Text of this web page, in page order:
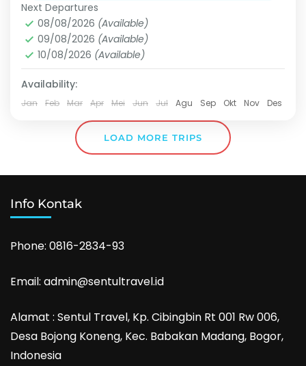
Hambalang dengan ketenangan alam
memukau Leuwi Hejo dalam satu paket trip
spesial! Rasakan:✔ Trek Seru menyusuri sungai
khas Hambalang✔ Destinasi akhir
memikat berendam di air jernih Leuwi...
Leuwi hejo,Leuwi Lieuk
Basic
3 People
Next Departures
08/08/2026 (Available)
09/08/2026 (Available)
10/08/2026 (Available)
Availability:
Jan Feb Mar Apr Mei Jun Jul Agu Sep Okt Nov Des
LOAD MORE TRIPS
Info Kontak
Phone: 0816-2834-93
Email: admin@sentultravel.id
Alamat : Sentul Travel, Kp. Cibingbin Rt 001 Rw 006,
Desa Bojong Koneng, Kec. Babakan Madang, Bogor,
Indonesia